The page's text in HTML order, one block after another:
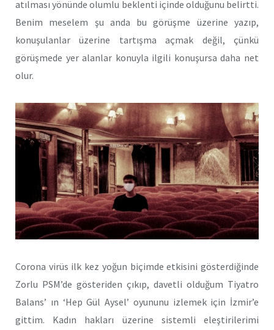
atılması yönünde olumlu beklenti içinde olduğunu belirtti.
Benim meselem şu anda bu görüşme üzerine yazıp,
konuşulanlar üzerine tartışma açmak değil, çünkü
görüşmede yer alanlar konuyla ilgili konuşursa daha net
olur.
Corona virüs ilk kez yoğun biçimde etkisini gösterdiğinde
Zorlu PSM’de gösteriden çıkıp, davetli olduğum Tiyatro
Balans’ ın ‘Hep Gül Aysel’ oyununu izlemek için İzmir’e
gittim. Kadın hakları üzerine sistemli eleştirilerimi